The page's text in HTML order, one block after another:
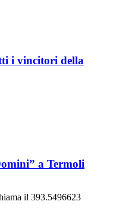
i vincitori della
a Termoli
il 393.5496623